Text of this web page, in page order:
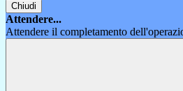
Chiudi
Attendere...
Attendere il completamento